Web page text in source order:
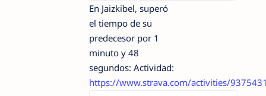
En Jaizkibel, superó
el tiempo de su
predecesor por 1
minuto y 48
segundos: Actividad:
https://www.strava.com/activities/